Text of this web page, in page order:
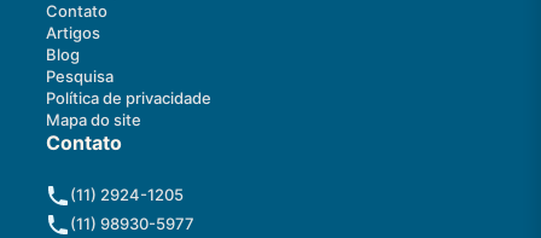
Contato
Artigos
Blog
Pesquisa
Política de privacidade
Mapa do site
Contato
(11) 2924-1205
(11) 98930-5977